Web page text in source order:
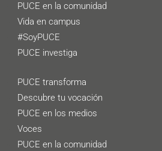
PUCE en la comunidad
Vida en campus
#SoyPUCE
PUCE investiga
PUCE transforma
Descubre tu vocación
PUCE en los medios
Voces
PUCE en la comunidad